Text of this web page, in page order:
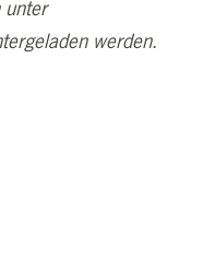
unter
werden.